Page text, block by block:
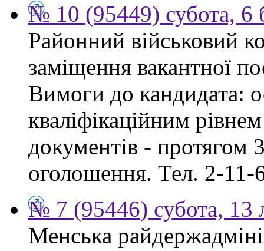
№ 10 (95449) субота, 6
Районний військовий
заміщення вакантної
Вимоги до кандидата:
кваліфікаційним
документів - протягом
оголошення. Тел. 2-11-
№ 7 (95446) субота, 13
Менська